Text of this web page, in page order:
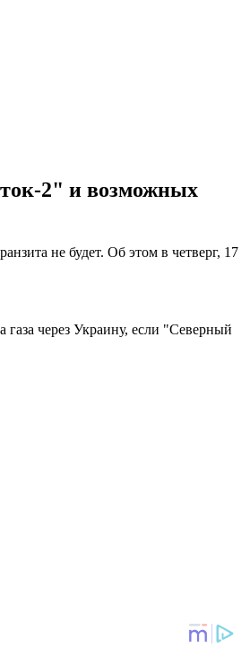
2" и возможных
не будет. Об этом в четверг, 17
газа через Украину, если "Северный